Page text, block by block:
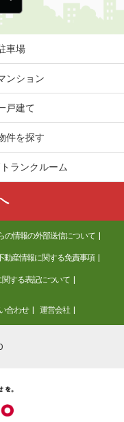
車場
ンション
戸建て
件を探す
ランクルーム
の情報の外部送信について
動産情報に関する免責事項
関する表記について
合わせ 運営会社